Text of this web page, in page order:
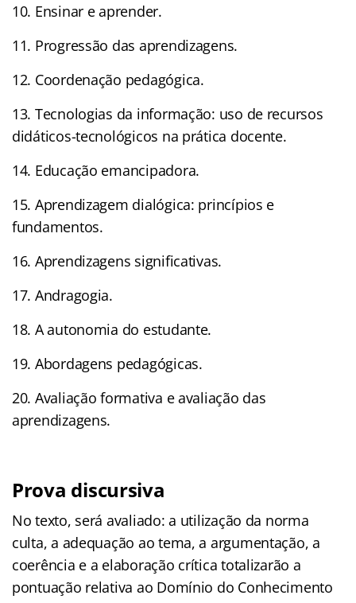
10. Ensinar e aprender.
11. Progressão das aprendizagens.
12. Coordenação pedagógica.
13. Tecnologias da informação: uso de recursos
didáticos-tecnológicos na prática docente.
14. Educação emancipadora.
15. Aprendizagem dialógica: princípios e
fundamentos.
16. Aprendizagens significativas.
17. Andragogia.
18. A autonomia do estudante.
19. Abordagens pedagógicas.
20. Avaliação formativa e avaliação das
aprendizagens.
Prova discursiva
No texto, será avaliado: a utilização da norma
culta, a adequação ao tema, a argumentação, a
coerência e a elaboração crítica totalizarão a
pontuação relativa ao Domínio do Conhecimento